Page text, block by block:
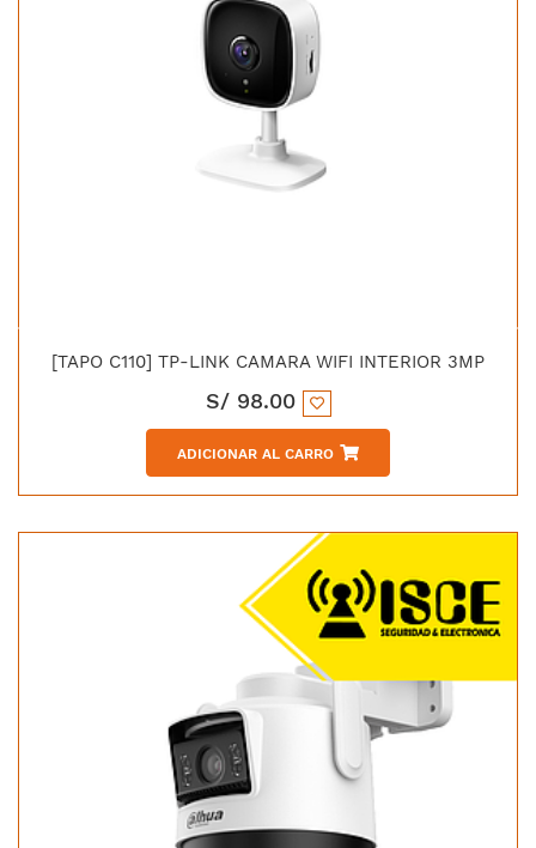
[TAPO C110] TP-LINK CAMARA WIFI INTERIOR 3MP
S/ 98.00
ADICIONAR AL CARRO